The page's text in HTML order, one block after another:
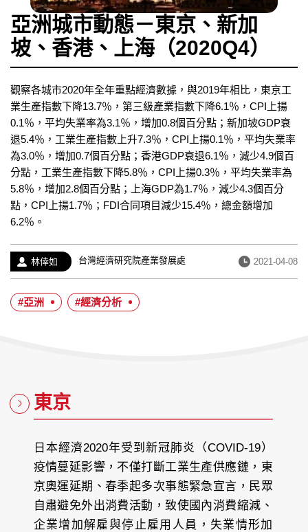
亞洲城市動態－東京、新加
坡、香港、上海（2020Q4）
觀察各城市2020年全年重點經濟數據，與2019年相比，東京工
業生產指數下降13.7％，第三級產業指數下降6.1％，CPI上揚
0.1％，平均失業率為3.1％，增加0.8個百分點；新加坡GDP衰
退5.4％，工業生產指數上升7.3％，CPI上揚0.1％，平均失業率
為3.0％，增加0.7個百分點；香港GDP衰退6.1％，減少4.9個百
分點，工業生產指數下降5.8％，CPI上揚0.3％，平均失業率為
5.8％，增加2.8個百分點；上海GDP為1.7％，減少4.3個百分
點，CPI上揚1.7％；FDI合同項目減少15.4％，總金額增加
6.2％。
作
者：
林倖如
經
歷：
台灣經濟研究院產業發展處
發
布
2021-04-08
#亞洲 #經濟分析
東京
日本經濟2020年受到新冠肺炎（COVID-19）
疫情蔓延影響，不僅打斷工業生產供應鏈，東
京奧運延期、春季起多次事態緊急宣言，民眾
自肅避免外出消費活動，致使國內消費縮減、
企業增加解雇與停止雇用人員，失業情形加